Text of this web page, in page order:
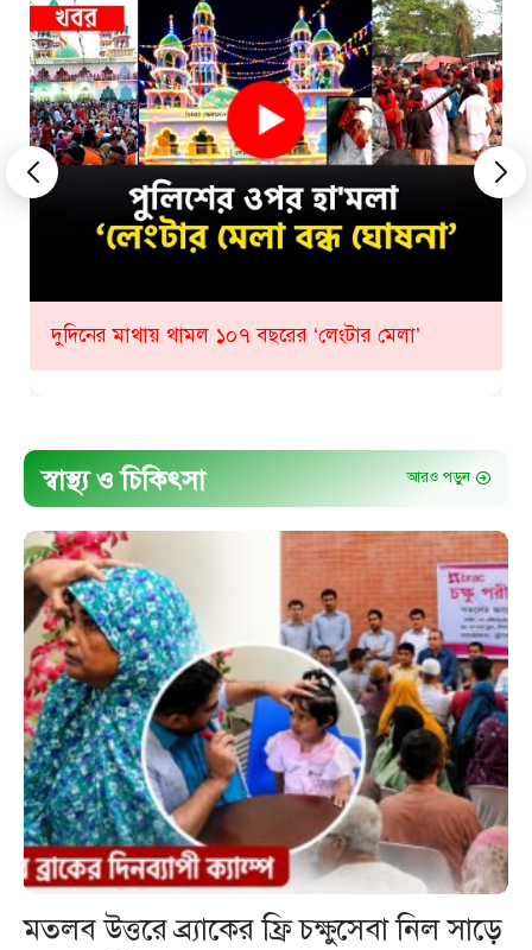
কীভাবে হবে ১০৮ তম লেংটার মেলা? যা জানাল প্রশাসন
স্বাস্থ্য ও চিকিৎসা আরও পড়ুন
মতলব উত্তরে ব্র্যাকের ফ্রি চক্ষুসেবা নিল সাড়ে